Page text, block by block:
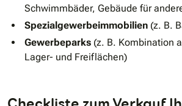
Schwimmbäder, Gebäude für
Spezialgewerbeimmobilien (z. B.
Gewerbeparks (z. B. Kombination
Lager- und Freiflächen)